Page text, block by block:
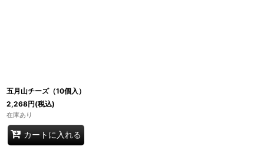
五月山チーズ（10個入）
2,268円(税込)
在庫あり
カートに入れる